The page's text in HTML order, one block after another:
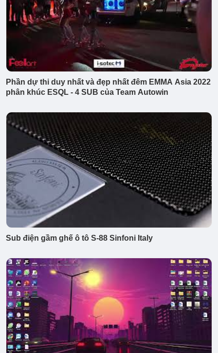
Phần dự thi duy nhất và đẹp nhất đêm EMMA Asia 2022
phân khúc ESQL - 4 SUB của Team Autowin
Sub điện gầm ghế ô tô S-88 Sinfoni Italy